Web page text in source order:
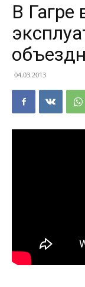
В Гагре
04.03.2013